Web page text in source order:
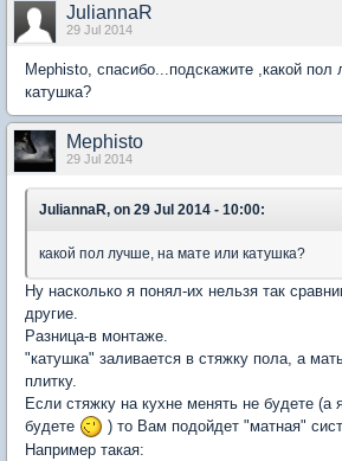
JuliannaR
29 Jul 2014
Mephisto, спасибо...подскажите ,какой
катушка?
Mephisto
29 Jul 2014
JuliannaR, on 29 Jul 2014 - 10:00:
какой пол лучше, на мате или катушка?
Ну насколько я понял-их нельзя так
другие.
Разница-в монтаже.
"катушка" заливается в стяжку пола, а
плитку.
Если стяжку на кухне менять не будете (а
будете
) то Вам подойдет "матная"
Например такая: